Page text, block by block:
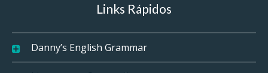
Links Rápidos
Danny’s English Grammar